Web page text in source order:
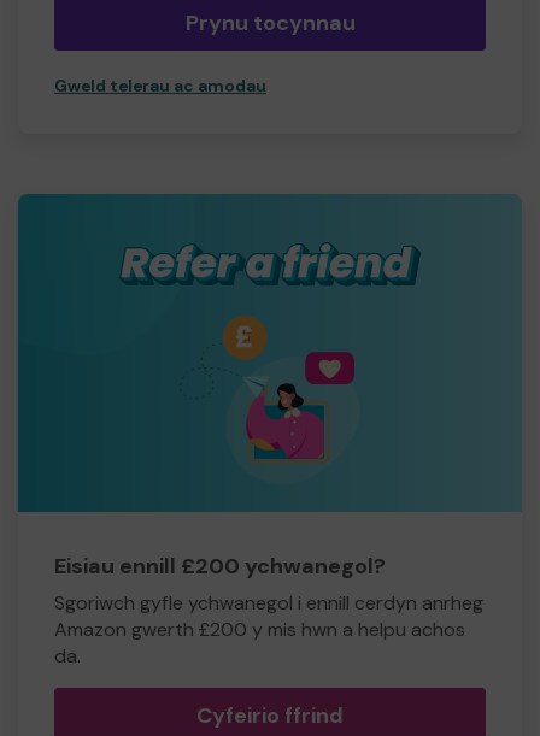
Prynu tocynnau
Gweld telerau ac amodau
Eisiau ennill £200 ychwanegol?
Sgoriwch gyfle ychwanegol i ennill cerdyn anrheg
Amazon gwerth £200 y mis hwn a helpu achos
da.
Cyfeirio ffrind